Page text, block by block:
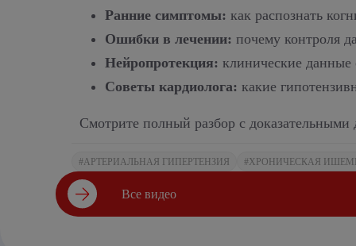
Ранние симптомы: как распознать
Ошибки в лечении: почему контроля
Нейропротекция: клинические
Советы кардиолога: какие
Смотрите полный разбор с
#АРТЕРИАЛЬНАЯ ГИПЕРТЕНЗИЯ #ХРОНИЧЕСКАЯ
Все видео